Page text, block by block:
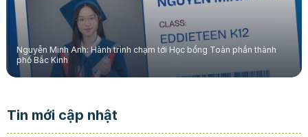
Nguyễn Minh Anh: Hành trình chạm tới Học bổng Toàn phần thành
phố Bắc Kinh
Tin mới cập nhật